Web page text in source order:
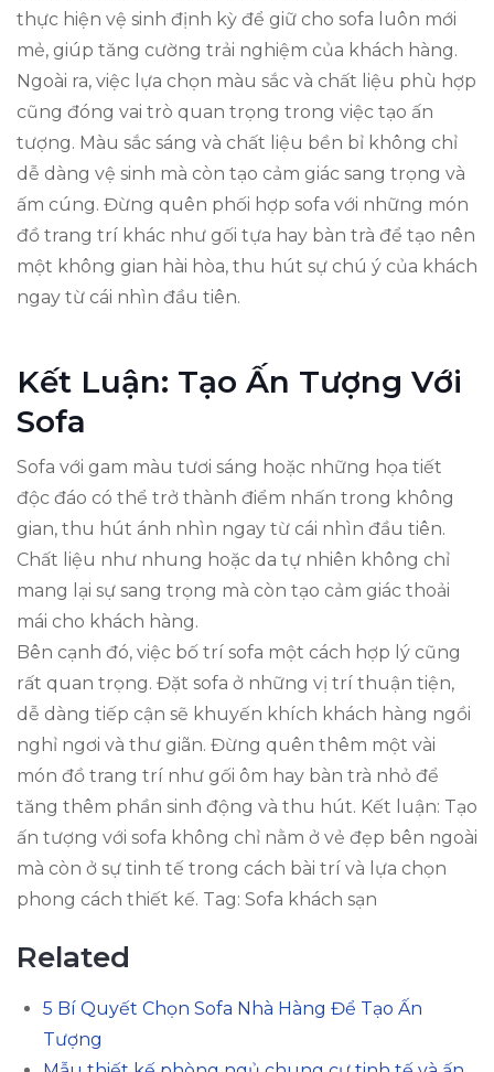
thực hiện vệ sinh định kỳ để giữ cho sofa luôn mới
mẻ, giúp tăng cường trải nghiệm của khách hàng.
Ngoài ra, việc lựa chọn màu sắc và chất liệu phù hợp
cũng đóng vai trò quan trọng trong việc tạo ấn
tượng. Màu sắc sáng và chất liệu bền bỉ không chỉ
dễ dàng vệ sinh mà còn tạo cảm giác sang trọng và
ấm cúng. Đừng quên phối hợp sofa với những món
đồ trang trí khác như gối tựa hay bàn trà để tạo nên
một không gian hài hòa, thu hút sự chú ý của khách
ngay từ cái nhìn đầu tiên.
Kết Luận: Tạo Ấn Tượng Với
Sofa
Sofa với gam màu tươi sáng hoặc những họa tiết
độc đáo có thể trở thành điểm nhấn trong không
gian, thu hút ánh nhìn ngay từ cái nhìn đầu tiên.
Chất liệu như nhung hoặc da tự nhiên không chỉ
mang lại sự sang trọng mà còn tạo cảm giác thoải
mái cho khách hàng.
Bên cạnh đó, việc bố trí sofa một cách hợp lý cũng
rất quan trọng. Đặt sofa ở những vị trí thuận tiện,
dễ dàng tiếp cận sẽ khuyến khích khách hàng ngồi
nghỉ ngơi và thư giãn. Đừng quên thêm một vài
món đồ trang trí như gối ôm hay bàn trà nhỏ để
tăng thêm phần sinh động và thu hút. Kết luận: Tạo
ấn tượng với sofa không chỉ nằm ở vẻ đẹp bên ngoài
mà còn ở sự tinh tế trong cách bài trí và lựa chọn
phong cách thiết kế. Tag: Sofa khách sạn
Related
5 Bí Quyết Chọn Sofa Nhà Hàng Để Tạo Ấn
Tượng